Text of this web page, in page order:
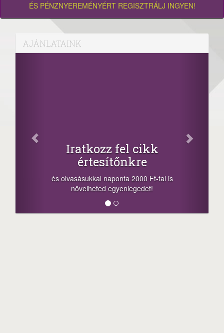
ÉS PÉNZNYEREMÉNYÉRT REGISZTRÁLJ INGYEN!
AJÁNLATAINK
Iratkozz fel cikk
értesítőnkre
és olvasásukkal naponta 2000 Ft-tal is
növelheted egyenlegedet!